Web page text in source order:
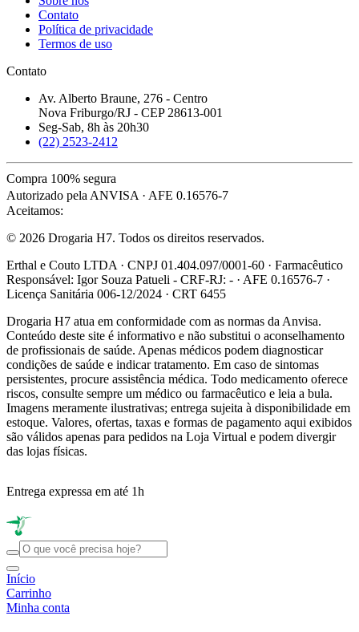
Contato
Política de privacidade
Termos de uso
Contato
Av. Alberto Braune, 276 - Centro
Nova Friburgo/RJ - CEP 28613-001
Seg-Sab, 8h às 20h30
(22) 2523-2412
Compra 100% segura
Autorizado pela ANVISA · AFE 0.16576-7
Aceitamos:
© 2026 Drogaria H7. Todos os direitos reservados.
Erthal e Couto LTDA · CNPJ 01.404.097/0001-60 · Farmacêutico
Responsável: Igor Souza Patueli - CRF-RJ: - · AFE 0.16576-7 ·
Licença Sanitária 006-12/2024 · CRT 6455
Drogaria H7 atua em conformidade com as normas da Anvisa.
Conteúdo deste site é informativo e não substitui o aconselhamento
de profissionais de saúde. Apenas médicos podem diagnosticar
condições de saúde e indicar tratamento. Em caso de sintomas
persistentes, procure assistência médica. Todo medicamento oferece
riscos, consulte sempre um médico ou farmacêutico e leia a bula.
Imagens meramente ilustrativas; entrega sujeita à disponibilidade em
estoque. Valores, ofertas, taxas e formas de pagamento aqui exibidos
são válidos apenas para pedidos na Loja Virtual e podem divergir
das lojas físicas.
Entrega expressa em até 1h
Início
Carrinho
Minha conta